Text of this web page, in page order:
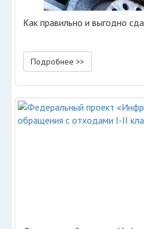
Как правильно и выгодно
Подробнее >>